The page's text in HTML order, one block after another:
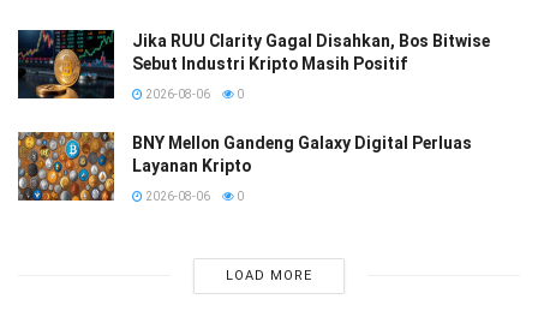
Jika RUU Clarity Gagal Disahkan, Bos Bitwise
Sebut Industri Kripto Masih Positif
2026-08-06 0
BNY Mellon Gandeng Galaxy Digital Perluas
Layanan Kripto
2026-08-06 0
LOAD MORE